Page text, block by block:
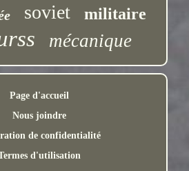
soviet militaire
mécanique
Page d'accueil
Nous joindre
de confidentialité
d'utilisation